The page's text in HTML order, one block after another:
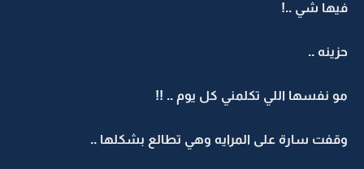
فيها شي ..!
حزينه ..
مو نفسها اللي تكلمني كل يوم .. !!
وقفت سارة على المرايه وهي تطالع بشكلها ..